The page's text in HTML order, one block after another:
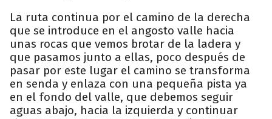
La ruta continua por el camino de la derecha
que se introduce en el angosto valle hacia
unas rocas que vemos brotar de la ladera y
que pasamos junto a ellas, poco después de
pasar por este lugar el camino se transforma
en senda y enlaza con una pequeña pista ya
en el fondo del valle, que debemos seguir
aguas abajo, hacia la izquierda y continuar